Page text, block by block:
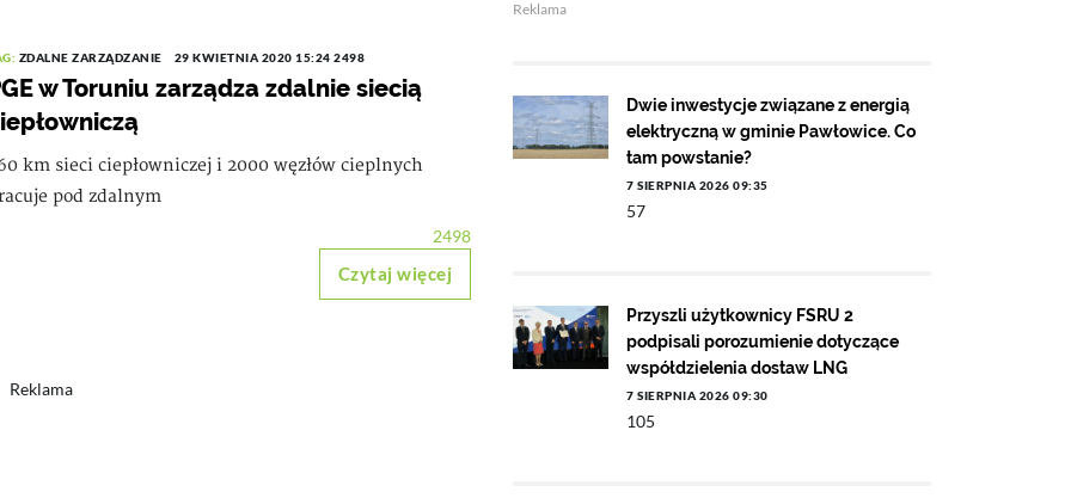
ZDALNE ZARZĄDZANIE 29 KWIETNIA 2020 15:24 2498
w Toruniu zarządza zdalnie siecią
km sieci ciepłowniczej i 2000 węzłów cieplnych
pod zdalnym
2498
Czytaj więcej
Reklama
Reklama
Dwie inwestycje związane z energią
elektryczną w gminie Pawłowice. Co
tam powstanie?
7 SIERPNIA 2026 09:35
57
Przyszli użytkownicy FSRU 2
podpisali porozumienie dotyczące
współdzielenia dostaw LNG
7 SIERPNIA 2026 09:30
105